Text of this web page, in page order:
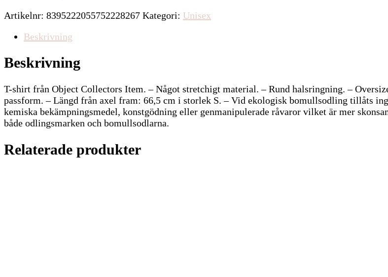
Artikelnr: 8395222055752228267 Kategori: Unisex
Beskrivning
Beskrivning
T-shirt från Object Collectors Item. – Något stretchigt material. – Rund halsringning. –
passform. – Längd från axel fram: 66,5 cm i storlek S. – Vid ekologisk bomullsodling tillåts
kemiska bekämpningsmedel, konstgödning eller genmanipulerade råvaror vilket är mer
både odlingsmarken och bomullsodlarna.
Relaterade produkter